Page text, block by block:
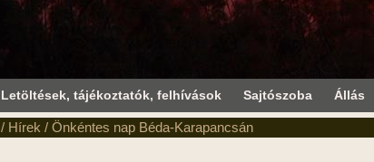
Letöltések, tájékoztatók, felhívások Sajtószoba Állás
/ Hírek / Önkéntes nap Béda-Karapancsán